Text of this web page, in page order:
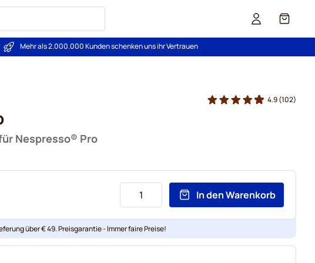
Cart
Mehr als 2.000.000 Kunden schenken uns ihr Vertrauen
Nespresso® Pro
4.9(102)
In den Warenkorb
über € 49. Preisgarantie - Immer faire Preise!